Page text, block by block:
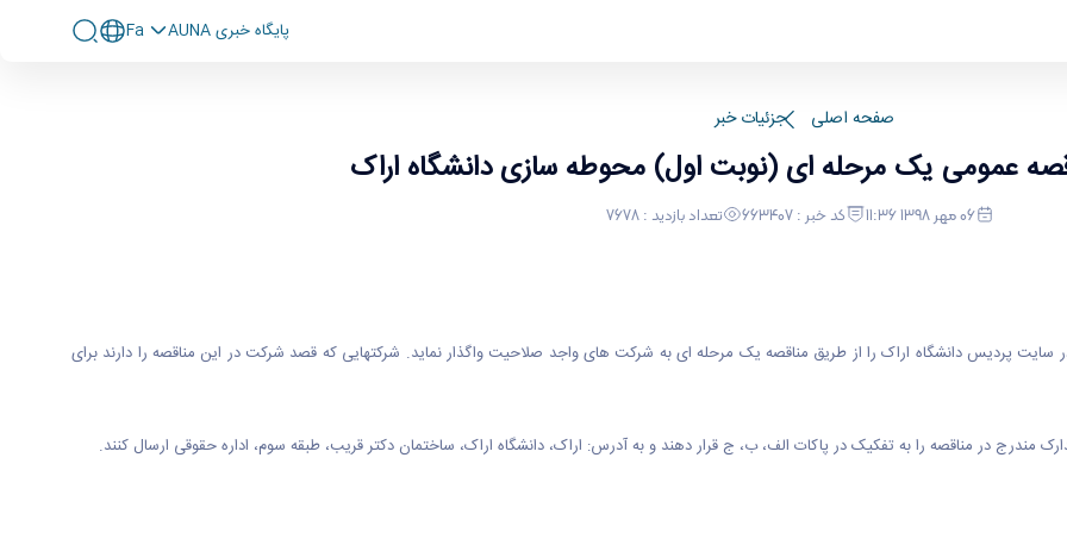
پايگاه خبری AUNA Fa
صفحه اصلی جزئیات خبر
عمومی یک مرحله ای (نوبت اول) محوطه سازی دانشگاه اراک
06 مهر 1398 11:36 کد خبر : 663407 تعداد بازدید : 7678
در سایت پردیس دانشگاه اراک را از طریق مناقصه یک مرحله­ ای به شرکت های واجد صلاحیت واگذار نماید. شرکتهایی که قصد شرکت در این مناقصه را دارند برای